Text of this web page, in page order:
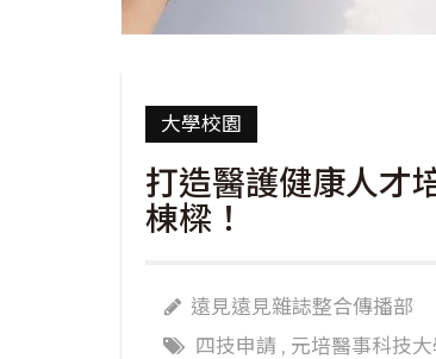
大學校園
打造醫護健康人才
棟樑！
遠見遠見雜誌整合傳播部
四技申請 , 元培醫事科技大